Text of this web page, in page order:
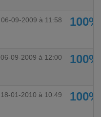
06-09-2009 à 11:58 100%
06-09-2009 à 12:00 100%
18-01-2010 à 10:49 100%